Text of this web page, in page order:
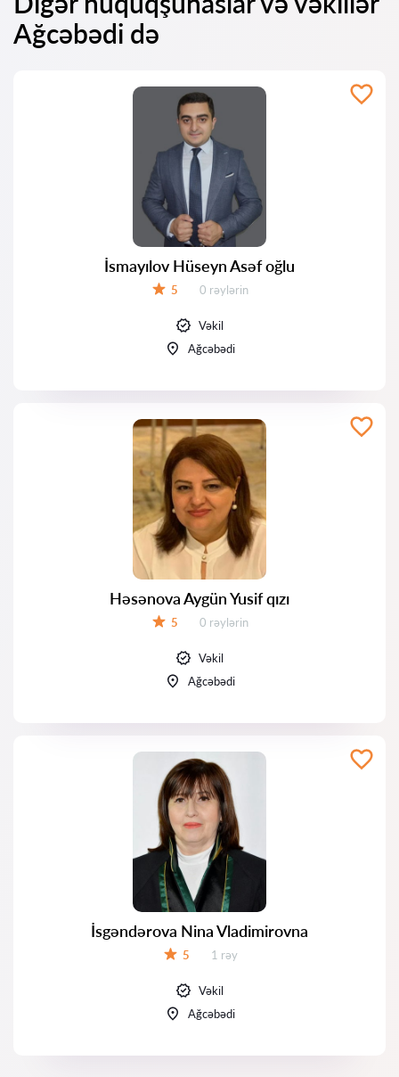
Ağcəbədi də
İsmayılov Hüseyn Asəf oğlu
5 Rəylər:
0 rəylərin
Vəkil
Ağcəbədi
Həsənova Aygün Yusif qızı
5 Rəylər:
0 rəylərin
Vəkil
Ağcəbədi
İsgəndərova Nina Vladimirovna
5 Rəylər:
1 rəy
Vəkil
Ağcəbədi